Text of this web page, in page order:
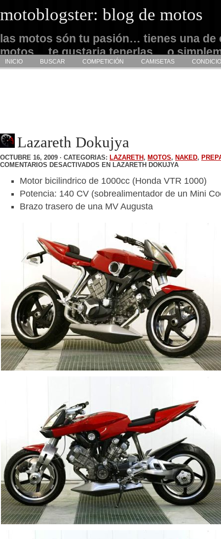
motoblogster: blog de motos
las motos són tu pasión… tienes una de
motos… te gustaria tenerlas… o
admirarlas… este es tu sitio
INICIO BUSCAR COMPETICIÓN CAMISETAS
Lazareth Dokujya
OCTUBRE 16, 2009 · CATEGORIAS: LAZARETH , MOTOS, NAKED,
COMENTARIOS DESACTIVADOS EN LAZARETH DOKUJYA
Motor bicilindrico de 1000cc (Honda VTR 1000)
Potencia: 140 CV (sobrealimentador de un Mini
Brazo trasero de una MV Augusta